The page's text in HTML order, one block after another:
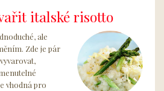
italské risotto
ale
Zde je pár
vhodná pro